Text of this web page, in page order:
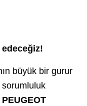
büyük bir gurur
PEUGEOT